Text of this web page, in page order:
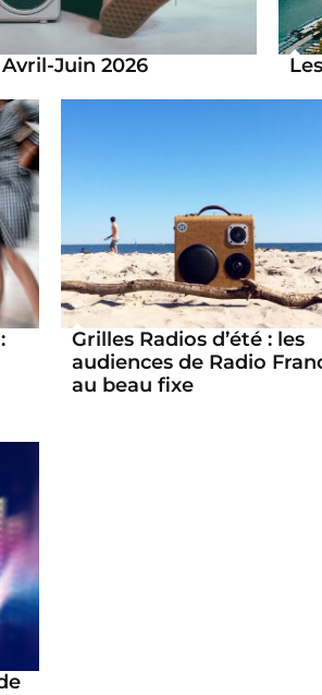
Juin 2026
Grilles Radios d’été : les
audiences de Radio
au beau fixe